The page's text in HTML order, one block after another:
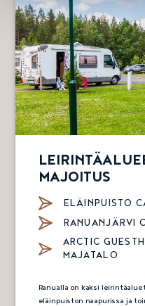
MAJOITUS
ELÄINPUISTO
RANUANJÄRVI
ARCTIC
MAJATALO
Ranualla on kaksi
eläinpuiston naapurissa ja